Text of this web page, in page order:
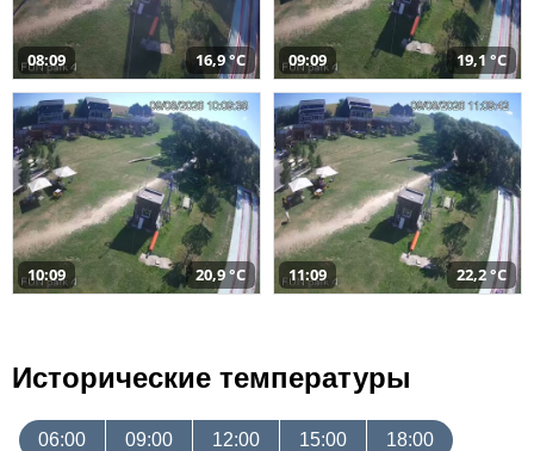
08:09 16,9 °C 09:09 19,1 °C
10:09 20,9 °C 11:09 22,2 °C
Исторические температуры
06:00 09:00 12:00 15:00 18:00